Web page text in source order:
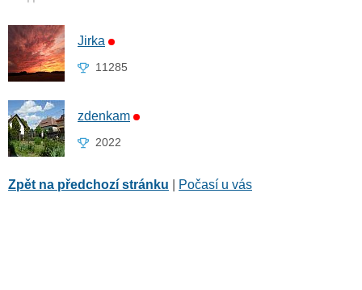
Jirka
11285
zdenkam
2022
Zpět na předchozí stránku Počasí u vás